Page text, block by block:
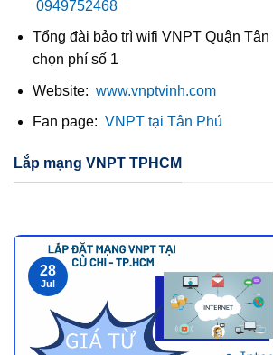
0949752468
Tổng đài bảo trì wifi VNPT Quận
chọn phí số 1
Website: www.vnptvinh.com
Fan page: VNPT tại Tân Phú
Lắp mạng VNPT TPHCM
28
Jul